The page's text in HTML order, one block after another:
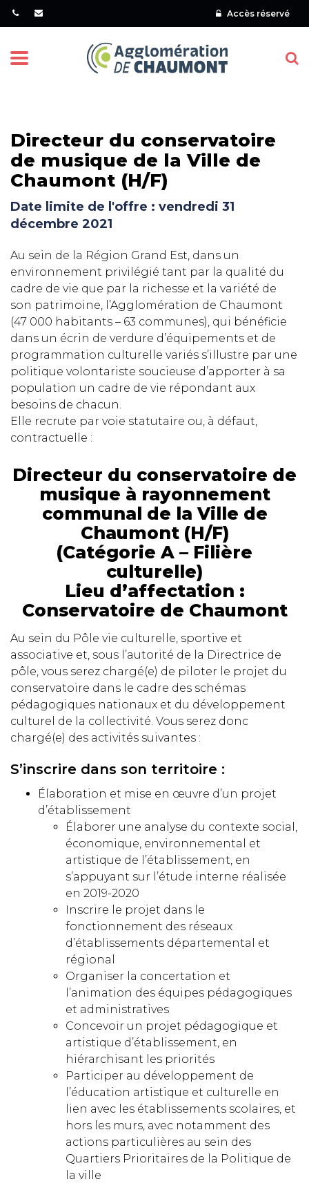
Accès réservé
Menu
Directeur du conservatoire
de musique de la Ville de
Chaumont (H/F)
Date limite de l'offre : vendredi 31
décembre 2021
Au sein de la Région Grand Est, dans un
environnement privilégié tant par la qualité du
cadre de vie que par la richesse et la variété de
son patrimoine, l’Agglomération de Chaumont
(47 000 habitants – 63 communes), qui bénéficie
dans un écrin de verdure d’équipements et de
programmation culturelle variés s’illustre par une
politique volontariste soucieuse d’apporter à sa
population un cadre de vie répondant aux
besoins de chacun.
Elle recrute par voie statutaire ou, à défaut,
contractuelle :
Directeur du conservatoire de
musique à rayonnement
communal de la Ville de
Chaumont (H/F)
(Catégorie A – Filière
culturelle)
Lieu d’affectation :
Conservatoire de Chaumont
Au sein du Pôle vie culturelle, sportive et
associative et, sous l’autorité de la Directrice de
pôle, vous serez chargé(e) de piloter le projet du
conservatoire dans le cadre des schémas
pédagogiques nationaux et du développement
culturel de la collectivité. Vous serez donc
chargé(e) des activités suivantes :
S’inscrire dans son territoire :
Élaboration et mise en œuvre d’un projet
d’établissement
Élaborer une analyse du contexte social,
économique, environnemental et
artistique de l’établissement, en
s’appuyant sur l’étude interne réalisée
en 2019-2020
Inscrire le projet dans le
fonctionnement des réseaux
d’établissements départemental et
régional
Organiser la concertation et
l’animation des équipes pédagogiques
et administratives
Concevoir un projet pédagogique et
artistique d’établissement, en
hiérarchisant les priorités
Participer au développement de
l’éducation artistique et culturelle en
lien avec les établissements scolaires, et
hors les murs, avec notamment des
actions particulières au sein des
Quartiers Prioritaires de la Politique de
la ville